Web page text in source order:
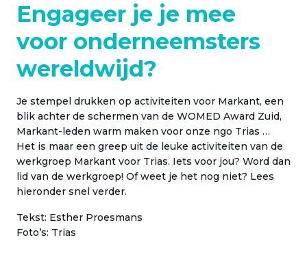
Engageer je je mee
voor onderneemsters
wereldwijd?
Je stempel drukken op activiteiten voor Markant, een
blik achter de schermen van de WOMED Award Zuid,
Markant-leden warm maken voor onze ngo Trias …
Het is maar een greep uit de leuke activiteiten van de
werkgroep Markant voor Trias. Iets voor jou? Word dan
lid van de werkgroep! Of weet je het nog niet? Lees
hieronder snel verder.
Tekst: Esther Proesmans
Foto’s: Trias